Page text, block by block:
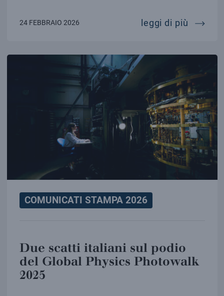
24 FEBBRAIO 2026 leggi di più addio
COMUNICATI STAMPA 2026
Due scatti italiani sul podio
del Global Physics Photowalk
2025